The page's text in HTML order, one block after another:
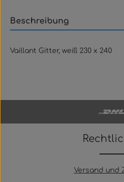
Beschreibung
Vaillant Gitter, weiß 230 x 240
Versand und